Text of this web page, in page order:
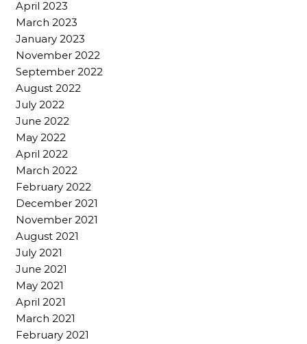
April 2023
March 2023
January 2023
November 2022
September 2022
August 2022
July 2022
June 2022
May 2022
April 2022
March 2022
February 2022
December 2021
November 2021
August 2021
July 2021
June 2021
May 2021
April 2021
March 2021
February 2021